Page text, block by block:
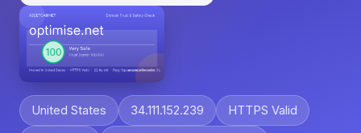
United States 34.111.152.239 HTTPS Valid